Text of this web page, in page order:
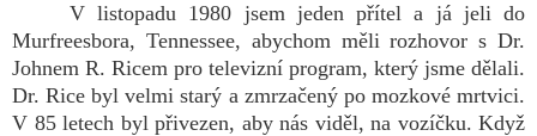
V listopadu 1980 jsem jeden přítel a já jeli do
Murfreesbora, Tennessee, abychom měli rozhovor s Dr.
Johnem R. Ricem pro televizní program, který jsme dělali.
Dr. Rice byl velmi starý a zmrzačený po mozkové mrtvici.
V 85 letech byl přivezen, aby nás viděl, na vozíčku. Když